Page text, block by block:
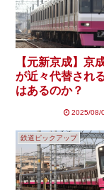
【元新京成】京
が近々代替され
はあるのか？
2025/08/
鉄道ピックアップ